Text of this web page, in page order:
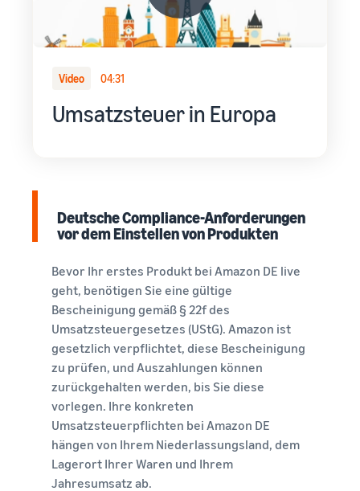
Video 04:31
Umsatzsteuer in Europa
Deutsche Compliance-Anforderungen
vor dem Einstellen von Produkten
Bevor Ihr erstes Produkt bei Amazon DE live
geht, benötigen Sie eine gültige
Bescheinigung gemäß § 22f des
Umsatzsteuergesetzes (UStG). Amazon ist
gesetzlich verpflichtet, diese Bescheinigung
zu prüfen, und Auszahlungen können
zurückgehalten werden, bis Sie diese
vorlegen. Ihre konkreten
Umsatzsteuerpflichten bei Amazon DE
hängen von Ihrem Niederlassungsland, dem
Lagerort Ihrer Waren und Ihrem
Jahresumsatz ab.